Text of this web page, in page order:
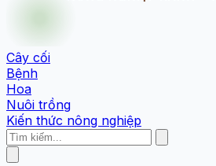
Cây cối
Bệnh
Hoa
Nuôi trồng
Kiến thức nông nghiệp